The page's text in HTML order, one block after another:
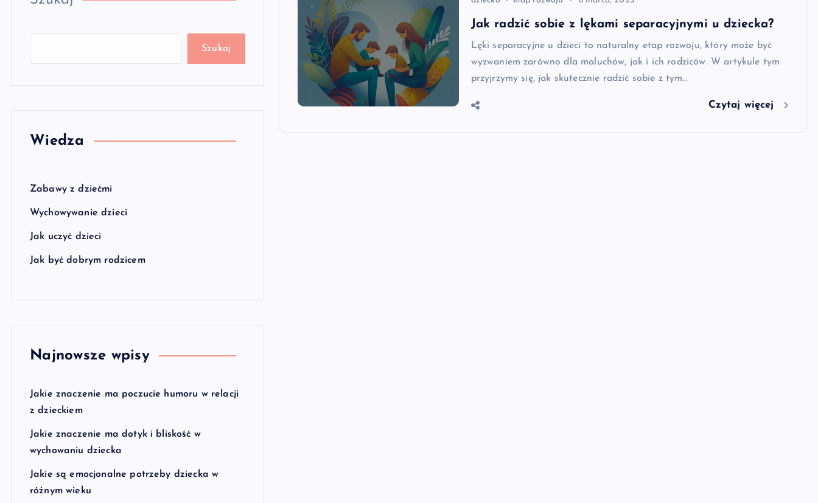
Szukaj
Wiedza
Zabawy z dziećmi
Wychowywanie dzieci
Jak uczyć dzieci
Jak być dobrym rodzicem
Najnowsze wpisy
Jakie znaczenie ma poczucie humoru w relacji
z dzieckiem
Jakie znaczenie ma dotyk i bliskość w
wychowaniu dziecka
Jakie są emocjonalne potrzeby dziecka w
różnym wieku
Jak radzić sobie z lękami separacyjnymi u dziecka?
Lęki separacyjne u dzieci to naturalny etap rozwoju, który może być
wyzwaniem zarówno dla maluchów, jak i ich rodziców. W artykule tym
przyjrzymy się, jak skutecznie radzić sobie z tym…
Czytaj więcej